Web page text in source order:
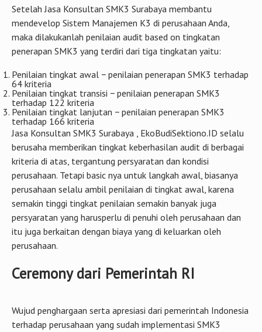
Setelah Jasa Konsultan SMK3 Surabaya membantu
mendevelop Sistem Manajemen K3 di perusahaan Anda,
maka dilakukanlah penilaian audit based on tingkatan
penerapan SMK3 yang terdiri dari tiga tingkatan yaitu:
Penilaian tingkat awal − penilaian penerapan SMK3 terhadap
64 kriteria
Penilaian tingkat transisi − penilaian penerapan SMK3
terhadap 122 kriteria
Penilaian tingkat lanjutan − penilaian penerapan SMK3
terhadap 166 kriteria
Jasa Konsultan SMK3 Surabaya , EkoBudiSektiono.ID selalu
berusaha memberikan tingkat keberhasilan audit di berbagai
kriteria di atas, tergantung persyaratan dan kondisi
perusahaan. Tetapi basic nya untuk langkah awal, biasanya
perusahaan selalu ambil penilaian di tingkat awal, karena
semakin tinggi tingkat penilaian semakin banyak juga
persyaratan yang harusperlu di penuhi oleh perusahaan dan
itu juga berkaitan dengan biaya yang di keluarkan oleh
perusahaan.
Ceremony dari Pemerintah RI
Wujud penghargaan serta apresiasi dari pemerintah Indonesia
terhadap perusahaan yang sudah implementasi SMK3